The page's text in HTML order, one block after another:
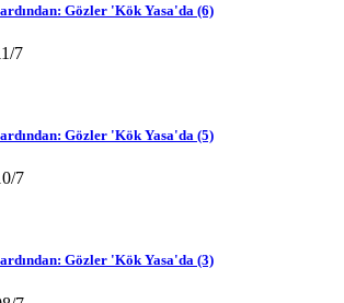
Gözler 'Kök Yasa'da (6)
7
Gözler 'Kök Yasa'da (5)
7
Gözler 'Kök Yasa'da (3)